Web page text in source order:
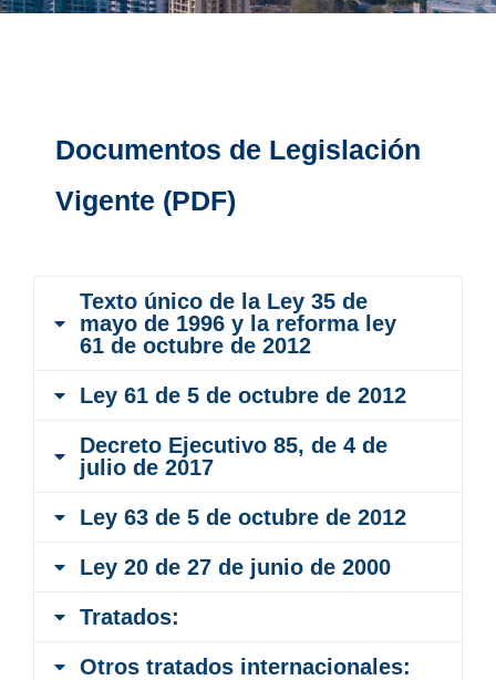
Documentos de Legislación
Vigente (PDF)
Texto único de la Ley 35 de
mayo de 1996 y la reforma ley
61 de octubre de 2012
Ley 61 de 5 de octubre de 2012
Decreto Ejecutivo 85, de 4 de
julio de 2017
Ley 63 de 5 de octubre de 2012
Ley 20 de 27 de junio de 2000
Tratados:
Otros tratados internacionales: